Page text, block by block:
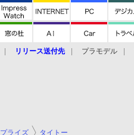
リリース送付先 プラモデル
プライズ タイトー